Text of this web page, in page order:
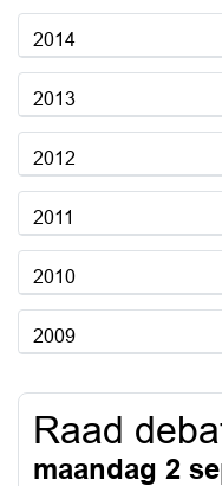
2014
2013
2012
2011
2010
2009
Raad
maandag 2